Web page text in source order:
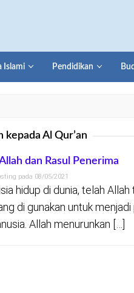
Islami Pendidikan
kepada Al Qur’an
dan Rasul Penerima
pada 08/05/2021
hidup di dunia, telah Allah
di gunakan untuk
Allah menurunkan […]